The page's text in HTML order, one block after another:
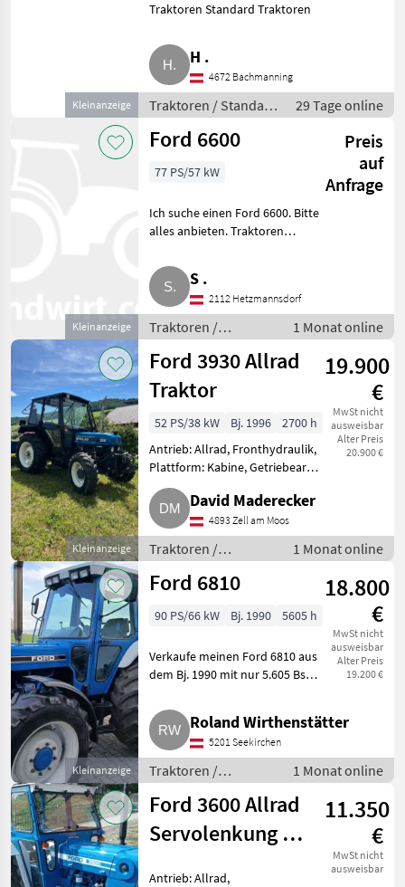
Kleinanzeige
Traktoren Standard Traktoren
H .
4672 Bachmanning
Traktoren / Standard
Traktoren
29 Tage online
Kleinanzeige
Ford 6600
Preis
auf
Anfrage
77 PS/57 kW
Ich suche einen Ford 6600. Bitte
alles anbieten. Traktoren
S .
2112 Hetzmannsdorf
Traktoren /
Standard Traktoren
1 Monat online
Kleinanzeige
Ford 3930 Allrad
Traktor
19.900
€
MwSt nicht
ausweisbar
Alter Preis
20.900 €
52 PS/38 kW Bj. 1996
2700 h
Antrieb: Allrad, Fronthydraulik,
Plattform: Kabine, Getriebeart
Landmaschine:
Lastschaltgetriebe,
Zapfwellendrehzahl: 540/750,
Höchstgeschwindigkeit in km/h:
35 km/h, Aufl
David Maderecker
4893 Zell am Moos
Traktoren /
Standard Traktoren
1 Monat online
Kleinanzeige
Ford 6810
18.800
€
MwSt nicht
ausweisbar
Alter Preis
19.200 €
90 PS/66 kW Bj. 1990 5605 h
Verkaufe meinen Ford 6810 aus
dem Bj. 1990 mit nur 5.605 Bstd.
Zustand, 90 PS, 4, 5 l Hubraum,
Heizung, Radio. Original-Auspuff
vorhanden. Re
Roland Wirthenstätter
5201 Seekirchen
Traktoren /
Standard Traktoren
1 Monat online
Ford 3600 Allrad
Servolenkung 25
11.350
€
MwSt nicht
ausweisbar
Antrieb: Allrad,